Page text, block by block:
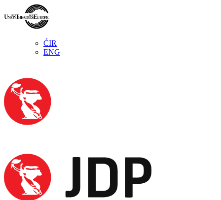
ĆIR
ENG